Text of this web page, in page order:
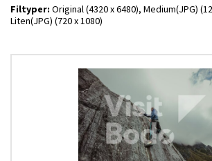
Filtyper: Original (4320 x 6480), Medium(JPG)
Liten(JPG) (720 x 1080)